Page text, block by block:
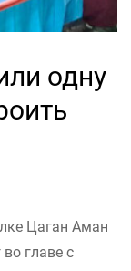
одну
Цаган Аман
главе с